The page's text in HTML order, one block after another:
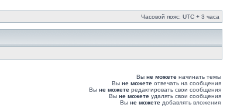
Часовой пояс: UTC + 3 часа
Вы не можете начинать темы
Вы не можете отвечать на сообщения
Вы не можете редактировать свои сообщения
Вы не можете удалять свои сообщения
Вы не можете добавлять вложения